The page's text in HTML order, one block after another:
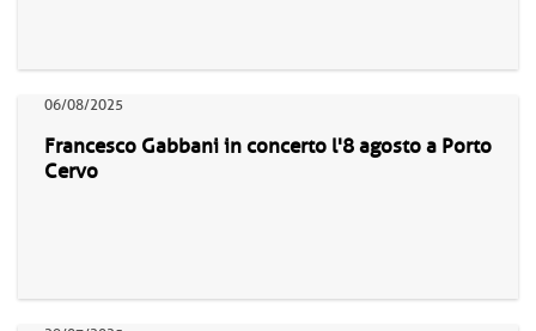
06/08/2025
Francesco Gabbani in concerto l'8 agosto a Porto
Cervo